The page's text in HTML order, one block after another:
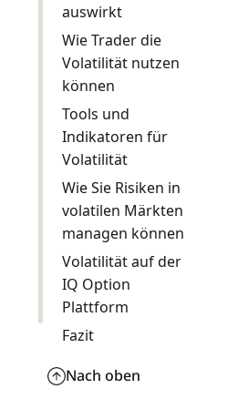
auswirkt
Wie Trader die
Volatilität nutzen
können
Tools und
Indikatoren für
Volatilität
Wie Sie Risiken in
volatilen Märkten
managen können
Volatilität auf der
IQ Option
Plattform
Fazit
Nach oben